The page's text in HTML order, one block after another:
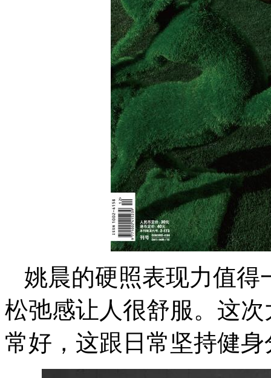
姚晨的硬照表现力值得
松弛感让人很舒服。这
常好，这跟日常坚持健